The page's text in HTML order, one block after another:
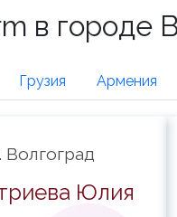
в городе
Грузия Армения
Волгоград
Юлия